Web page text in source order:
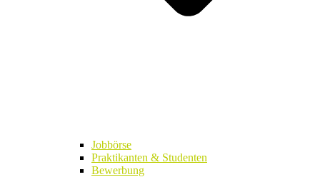
Jobbörse
Praktikanten & Studenten
Bewerbung